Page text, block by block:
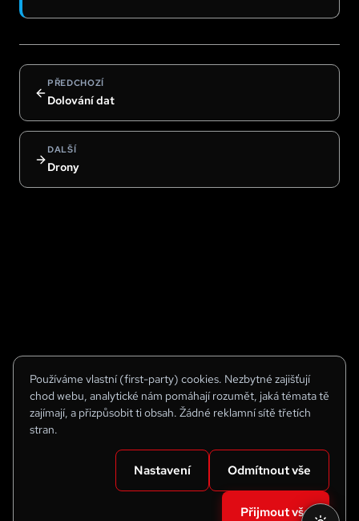
Používáme vlastní (first-party) cookies. Nezbytné zajišťují
chod webu, analytické nám pomáhají rozumět, jaká témata tě
zajímají, a přizpůsobit ti obsah. Žádné reklamní sítě třetích
stran.
Nastavení Odmítnout vše
Přijmout vše
PŘEDCHOZÍ
Dolování dat
DALŠÍ
Drony